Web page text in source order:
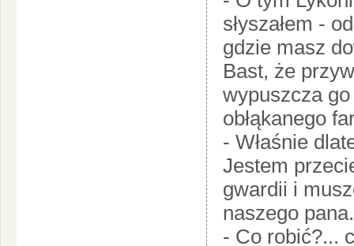
słyszałem -
gdzie masz
Bast, że
wypuszcza
obłąkanego
- Właśnie
Jestem
gwardii i
naszego pana.
- Co robić?...